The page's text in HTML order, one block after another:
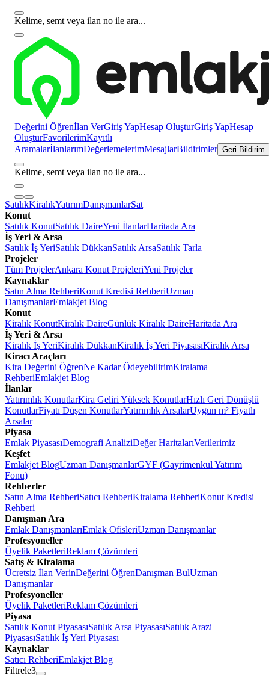
Kelime, semt veya ilan no ile ara...
Değerini Öğrenİlan VerGiriş YapHesap OluşturGiriş YapHesap
OluşturFavorilerimKayıtlı
AramalarİlanlarımDeğerlemelerimMesajlarBildirimler Geri Bildirim
Kelime, semt veya ilan no ile ara...
SatılıkKiralıkYatırımDanışmanlarSat
Konut
Satılık KonutSatılık DaireYeni İlanlarHaritada Ara
İş Yeri & Arsa
Satılık İş YeriSatılık DükkanSatılık ArsaSatılık Tarla
Projeler
Tüm ProjelerAnkara Konut ProjeleriYeni Projeler
Kaynaklar
Satın Alma RehberiKonut Kredisi RehberiUzman
DanışmanlarEmlakjet Blog
Konut
Kiralık KonutKiralık DaireGünlük Kiralık DaireHaritada Ara
İş Yeri & Arsa
Kiralık İş YeriKiralık DükkanKiralık İş Yeri PiyasasıKiralık Arsa
Kiracı Araçları
Kira Değerini ÖğrenNe Kadar ÖdeyebilirimKiralama
RehberiEmlakjet Blog
İlanlar
Yatırımlık KonutlarKira Geliri Yüksek KonutlarHızlı Geri Dönüşlü
KonutlarFiyatı Düşen KonutlarYatırımlık ArsalarUygun m² Fiyatlı
Arsalar
Piyasa
Emlak PiyasasıDemografi AnaliziDeğer HaritalarıVerilerimiz
Keşfet
Emlakjet BlogUzman DanışmanlarGYF (Gayrimenkul Yatırım
Fonu)
Rehberler
Satın Alma RehberiSatıcı RehberiKiralama RehberiKonut Kredisi
Rehberi
Danışman Ara
Emlak DanışmanlarıEmlak OfisleriUzman Danışmanlar
Profesyoneller
Üyelik PaketleriReklam Çözümleri
Satış & Kiralama
Ücretsiz İlan VerinDeğerini ÖğrenDanışman BulUzman
Danışmanlar
Profesyoneller
Üyelik PaketleriReklam Çözümleri
Piyasa
Satılık Konut PiyasasıSatılık Arsa PiyasasıSatılık Arazi
PiyasasıSatılık İş Yeri Piyasası
Kaynaklar
Satıcı RehberiEmlakjet Blog
Filtrele3